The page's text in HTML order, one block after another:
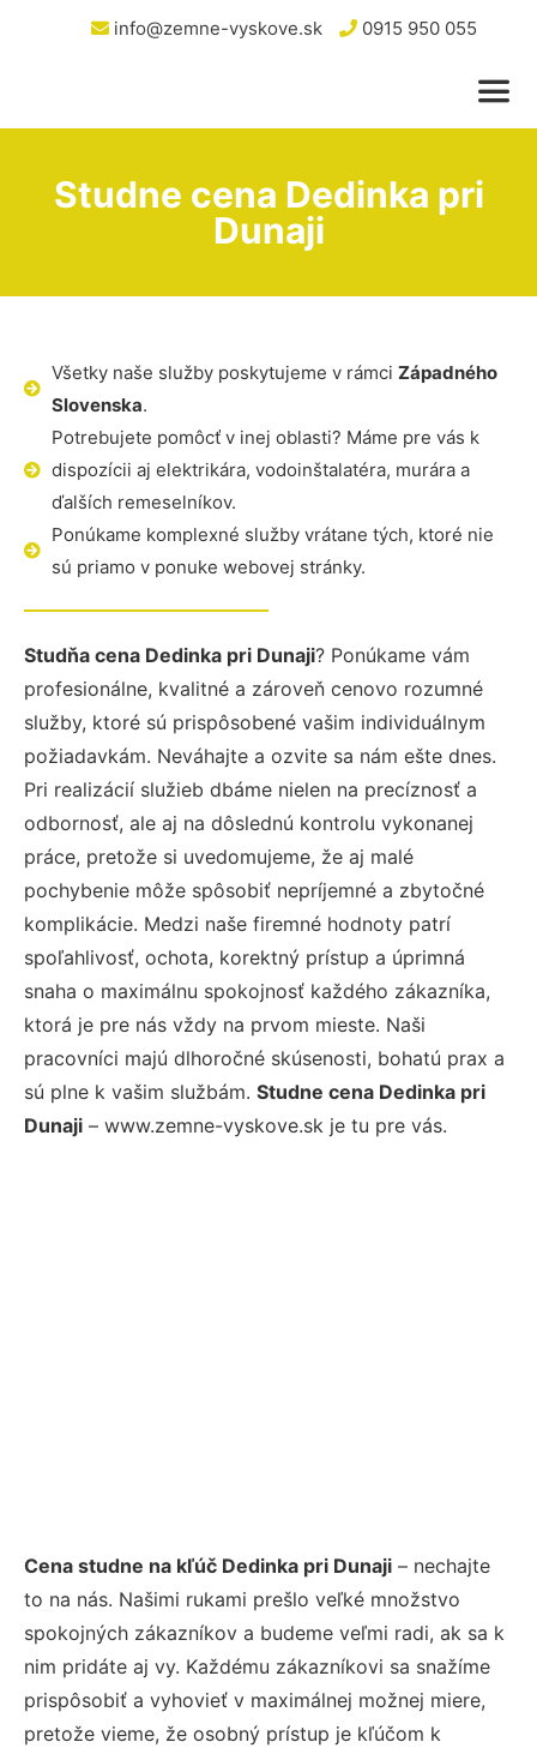
info@zemne-vyskove.sk 0915 950 055
Studne cena Dedinka pri
Dunaji
Všetky naše služby poskytujeme v rámci Západného
Slovenska.
Potrebujete pomôcť v inej oblasti? Máme pre vás k
dispozícii aj elektrikára, vodoinštalatéra, murára a
ďalších remeselníkov.
Ponúkame komplexné služby vrátane tých, ktoré nie
sú priamo v ponuke webovej stránky.
Studňa cena Dedinka pri Dunaji? Ponúkame vám
profesionálne, kvalitné a zároveň cenovo rozumné
služby, ktoré sú prispôsobené vašim individuálnym
požiadavkám. Neváhajte a ozvite sa nám ešte dnes.
Pri realizácií služieb dbáme nielen na precíznosť a
odbornosť, ale aj na dôslednú kontrolu vykonanej
práce, pretože si uvedomujeme, že aj malé
pochybenie môže spôsobiť nepríjemné a zbytočné
komplikácie. Medzi naše firemné hodnoty patrí
spoľahlivosť, ochota, korektný prístup a úprimná
snaha o maximálnu spokojnosť každého zákazníka,
ktorá je pre nás vždy na prvom mieste. Naši
pracovníci majú dlhoročné skúsenosti, bohatú prax a
sú plne k vašim službám. Studne cena Dedinka pri
Dunaji – www.zemne-vyskove.sk je tu pre vás.
Cena studne na kľúč Dedinka pri Dunaji – nechajte
to na nás. Našimi rukami prešlo veľké množstvo
spokojných zákazníkov a budeme veľmi radi, ak sa k
nim pridáte aj vy. Každému zákazníkovi sa snažíme
prispôsobiť a vyhovieť v maximálnej možnej miere,
pretože vieme, že osobný prístup je kľúčom k